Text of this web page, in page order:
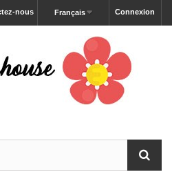
Connexion
Français
nous